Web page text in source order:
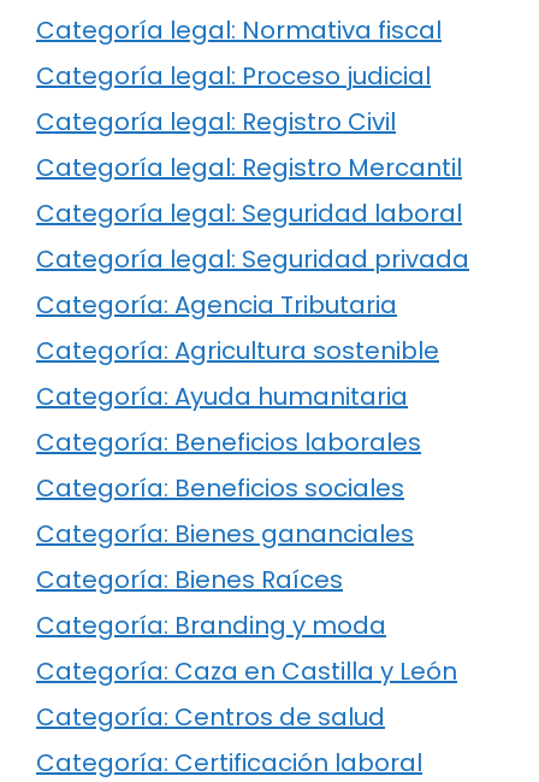
Categoría legal: Normativa fiscal
Categoría legal: Proceso judicial
Categoría legal: Registro Civil
Categoría legal: Registro Mercantil
Categoría legal: Seguridad laboral
Categoría legal: Seguridad privada
Categoría: Agencia Tributaria
Categoría: Agricultura sostenible
Categoría: Ayuda humanitaria
Categoría: Beneficios laborales
Categoría: Beneficios sociales
Categoría: Bienes gananciales
Categoría: Bienes Raíces
Categoría: Branding y moda
Categoría: Caza en Castilla y León
Categoría: Centros de salud
Categoría: Certificación laboral